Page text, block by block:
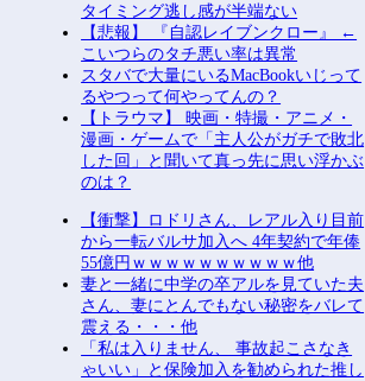
タイミング逃し感が半端ない
【悲報】 『自認レイブンクロー』 ←
こいつらのタチ悪い率は異常
スタバで大量にいるMacBookいじって
るやつって何やってんの？
【トラウマ】 映画・特撮・アニメ・
漫画・ゲームで「主人公がガチで敗北
した回」と聞いて真っ先に思い浮かぶ
のは？
【衝撃】ロドリさん、レアル入り目前
から一転バルサ加入へ 4年契約で年俸
55億円ｗｗｗｗｗｗｗｗｗｗ他
妻と一緒に中学の卒アルを見ていた夫
さん、妻にとんでもない秘密をバレて
震える・・・他
「私は入りません、 事故起こさなき
ゃいい」と保険加入を勧められた推し